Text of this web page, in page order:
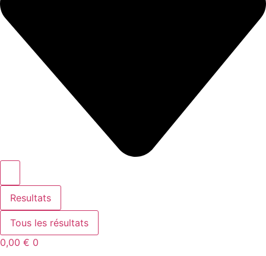
Resultats
Tous les résultats
0,00 € 0